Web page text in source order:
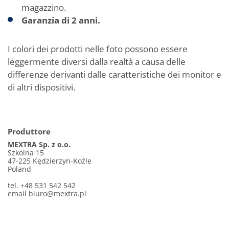
magazzino.
Garanzia di 2 anni.
I colori dei prodotti nelle foto possono essere
leggermente diversi dalla realtà a causa delle
differenze derivanti dalle caratteristiche dei monitor e
di altri dispositivi.
Produttore
MEXTRA Sp. z o.o.
Szkolna 15
47-225 Kędzierzyn-Koźle
Poland
tel. +48 531 542 542
email biuro@mextra.pl